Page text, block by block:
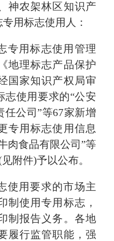
神农架林区知识产
用标志使用人：
专用标志使用管理
地理标志产品保护
国家知识产权局审
志使用要求的“公安
公司”等67家新增
专用标志使用信息
肉食品有限公司”等
附件)予以公布。
使用要求的市场主
制使用专用标志，
制报告义务。各地
履行监管职能，强